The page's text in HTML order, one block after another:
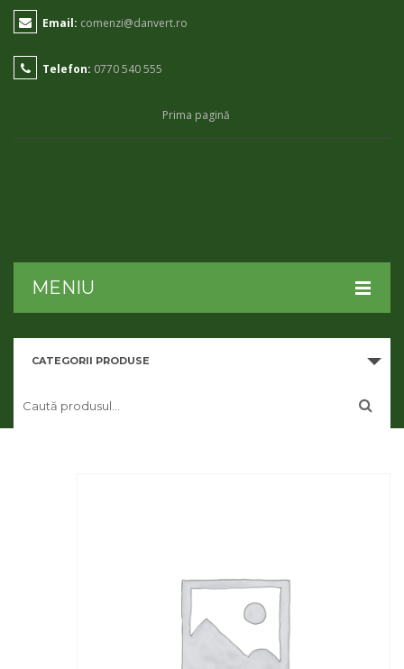
Email: comenzi@danvert.ro
Telefon: 0770 540 555
Prima pagină
MENIU
HOME
CONTUL MEU
CATEGORII PRODUSE